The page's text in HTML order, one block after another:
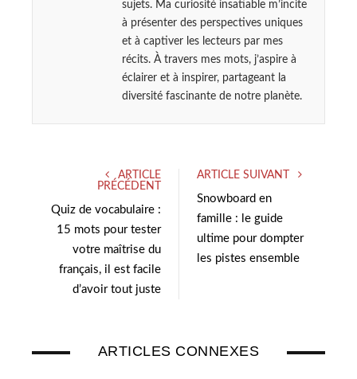
sujets. Ma curiosité insatiable m’incite
à présenter des perspectives uniques
et à captiver les lecteurs par mes
récits. À travers mes mots, j’aspire à
éclairer et à inspirer, partageant la
diversité fascinante de notre planète.
ARTICLE
PRÉCÉDENT
Quiz de vocabulaire :
15 mots pour tester
votre maîtrise du
français, il est facile
d’avoir tout juste
ARTICLE SUIVANT
Snowboard en
famille : le guide
ultime pour dompter
les pistes ensemble
ARTICLES CONNEXES